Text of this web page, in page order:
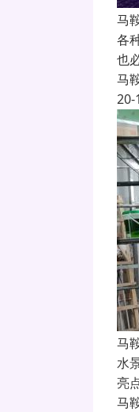
马
各
也
马
20-
马
水
亮
马